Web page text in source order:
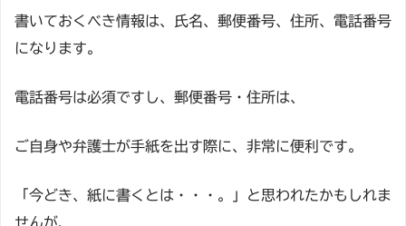
書いておくべき情報は、氏名、郵便番号、住所、電話番号
になります。
電話番号は必須ですし、郵便番号・住所は、
ご自身や弁護士が手紙を出す際に、非常に便利です。
「今どき、紙に書くとは・・・。」と思われたかもしれま
せんが、